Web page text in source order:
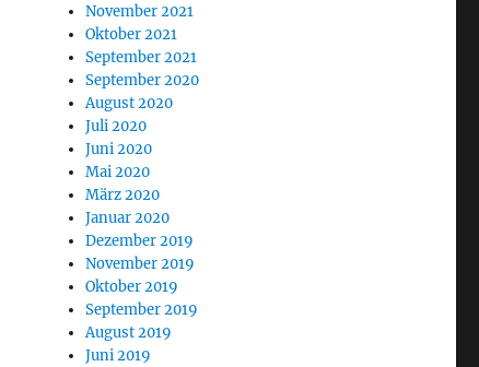
November 2021
Oktober 2021
September 2021
September 2020
August 2020
Juli 2020
Juni 2020
Mai 2020
März 2020
Januar 2020
Dezember 2019
November 2019
Oktober 2019
September 2019
August 2019
Juni 2019